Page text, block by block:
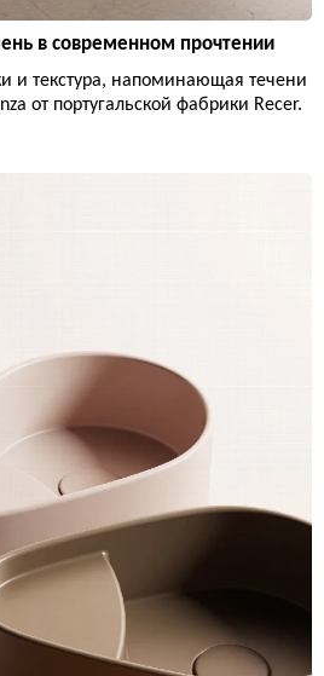
в современном прочтении
и текстура, напоминающая течени
от португальской фабрики Recer.